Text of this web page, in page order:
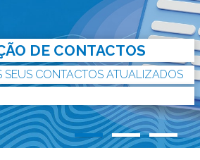
DE CONTACTOS
SEUS CONTACTOS ATUALIZADOS